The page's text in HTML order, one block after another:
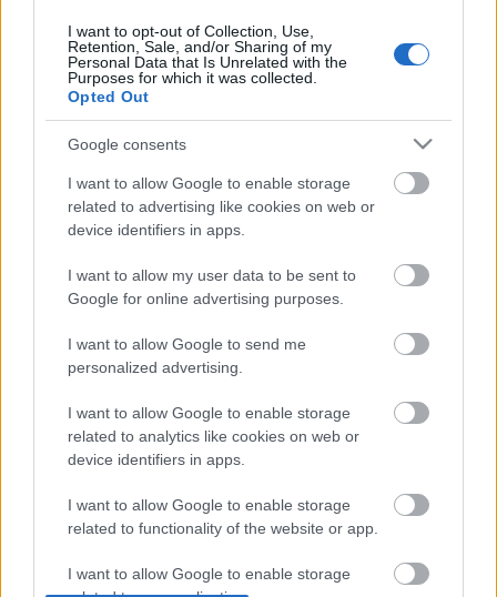
I want to opt-out of Collection, Use,
Retention, Sale, and/or Sharing of my
Personal Data that Is Unrelated with the
Purposes for which it was collected.
Opted Out
Google consents
I want to allow Google to enable storage
related to advertising like cookies on web or
device identifiers in apps.
I want to allow my user data to be sent to
Google for online advertising purposes.
I want to allow Google to send me
personalized advertising.
I want to allow Google to enable storage
related to analytics like cookies on web or
device identifiers in apps.
I want to allow Google to enable storage
related to functionality of the website or app.
I want to allow Google to enable storage
Címkék: verekedés hooligans huligánok
Ajánlott bejegyzések:
ULTRAS ZENIT .. Supporters Of Zenit
St.Petersburg |TifoTV
Szavazás a táborokkal kapcsolatosan!
Újabb ötlet az MLVSZE jóvoltából!
Étienne |TifoTV